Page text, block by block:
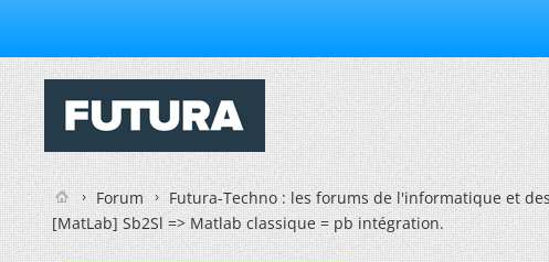
Forum Futura-Techno : les forums de l'informatique et
[MatLab] Sb2Sl => Matlab classique = pb intégration.